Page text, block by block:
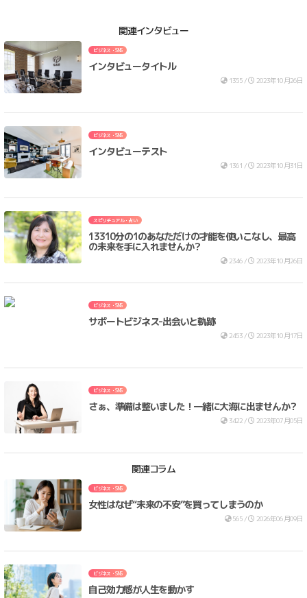
関連インタビュー
ビジネス・SNS
インタビュータイトル
1355 / 2023年10月26日
ビジネス・SNS
インタビューテスト
1361 / 2023年10月31日
スピリチュアル・占い
13310分の1のあなただけの才能を使いこなし、最高
の未来を手に入れませんか？
2346 / 2023年10月26日
ビジネス・SNS
サポートビジネス-出会いと軌跡
2453 / 2023年10月17日
ビジネス・SNS
さぁ、準備は整いました！一緒に大海に出ませんか？
3422 / 2023年07月05日
関連コラム
ビジネス・SNS
女性はなぜ“未来の不安”を買ってしまうのか
565 / 2026年06月09日
ビジネス・SNS
自己効力感が人生を動かす